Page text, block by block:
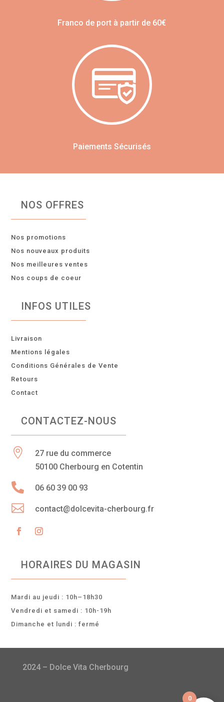
Franco de port à partir de 60€
Paiements Sécurisés
NOS OFFRES
Nos promotions
Nos nouveaux produits
Nos meilleures ventes
Nos coups de coeur
INFOS UTILES
Livraison
Mentions légales
Conditions Générales de Vente
Retours
Contact
CONTACTEZ-NOUS

27 rue du commerce
50100 Cherbourg en Cotentin
 06 60 39 00 93
 contact@dolcevita-cherbourg.fr
HORAIRES DU MAGASIN
Mardi au jeudi : 10h–18h30
Vendredi et samedi : 10h-19h
Dimanche et lundi : fermé
2024 – Dolce Vita Cherbourg
0